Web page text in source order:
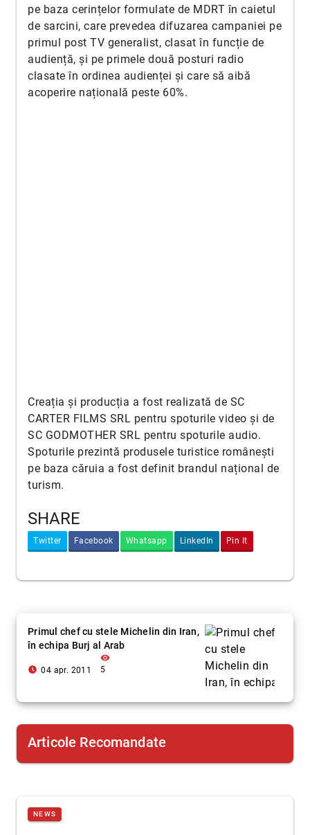
pe baza cerințelor formulate de MDRT în caietul
de sarcini, care prevedea difuzarea campaniei pe
primul post TV generalist, clasat în funcție de
audiență, și pe primele două posturi radio
clasate în ordinea audienței și care să aibă
acoperire națională peste 60%.
Creația și producția a fost realizată de SC
CARTER FILMS SRL pentru spoturile video și de
SC GODMOTHER SRL pentru spoturile audio.
Spoturile prezintă produsele turistice românești
pe baza căruia a fost definit brandul național de
turism.
SHARE
Twitter Facebook Whatsapp LinkedIn Pin It
Primul chef cu stele Michelin din Iran,
în echipa Burj al Arab
access_time_filled 04 apr. 2011
visibility
5
Articole Recomandate
NEWS